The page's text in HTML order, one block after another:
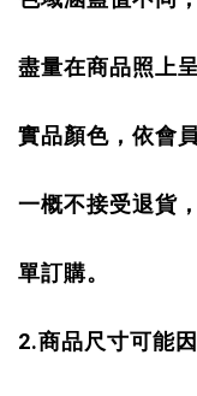
盡量在商品照上
實品顏色，依會
一概不接受退貨
單訂購。
2.商品尺寸可能